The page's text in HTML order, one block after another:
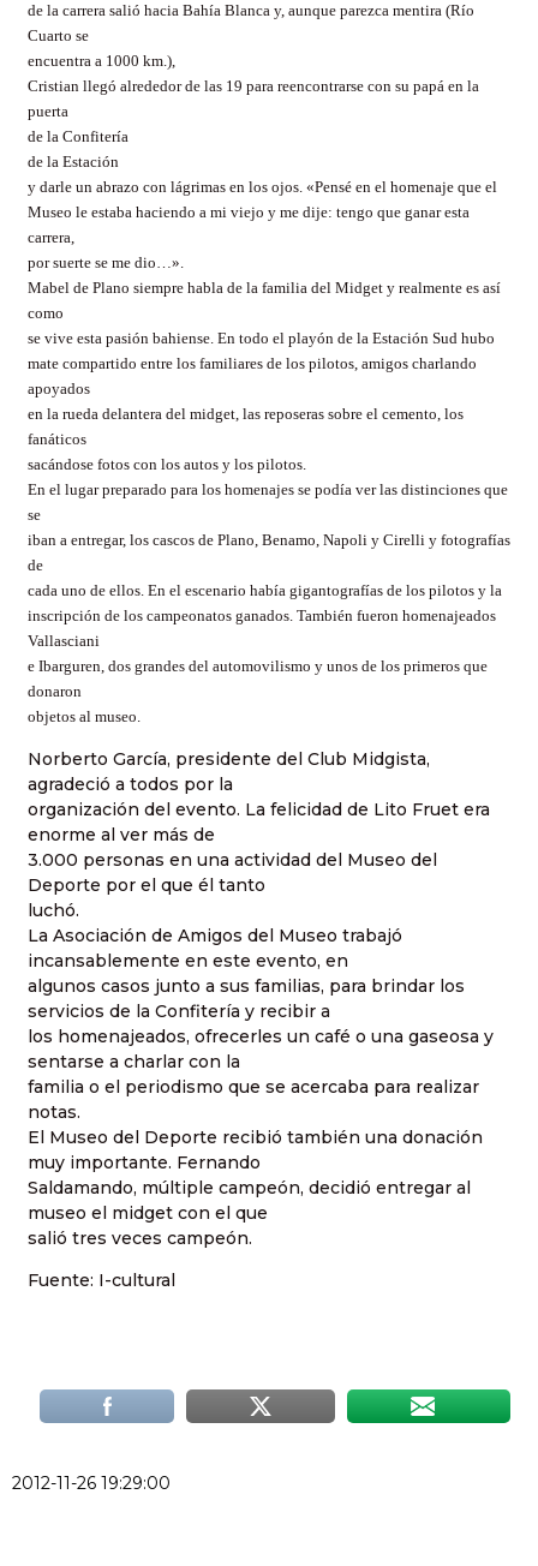
de la carrera salió hacia Bahía Blanca y, aunque parezca mentira (Río
Cuarto se
encuentra a 1000 km.),
Cristian llegó alrededor de las 19 para reencontrarse con su papá en la
puerta
de la Confitería
de la Estación
y darle un abrazo con lágrimas en los ojos. «Pensé en el homenaje que el
Museo le estaba haciendo a mi viejo y me dije: tengo que ganar esta
carrera,
por suerte se me dio…».
Mabel de Plano siempre habla de la familia del Midget y realmente es así
como
se vive esta pasión bahiense. En todo el playón de la Estación Sud hubo
mate compartido entre los familiares de los pilotos, amigos charlando
apoyados
en la rueda delantera del midget, las reposeras sobre el cemento, los
fanáticos
sacándose fotos con los autos y los pilotos.
En el lugar preparado para los homenajes se podía ver las distinciones que
se
iban a entregar, los cascos de Plano, Benamo, Napoli y Cirelli y fotografías
de
cada uno de ellos. En el escenario había gigantografías de los pilotos y la
inscripción de los campeonatos ganados. También fueron homenajeados
Vallasciani
e Ibarguren, dos grandes del automovilismo y unos de los primeros que
donaron
objetos al museo.
Norberto García, presidente del Club Midgista,
agradeció a todos por la
organización del evento. La felicidad de Lito Fruet era
enorme al ver más de
3.000 personas en una actividad del Museo del
Deporte por el que él tanto
luchó.
La Asociación de Amigos del Museo trabajó
incansablemente en este evento, en
algunos casos junto a sus familias, para brindar los
servicios de la Confitería y recibir a
los homenajeados, ofrecerles un café o una gaseosa y
sentarse a charlar con la
familia o el periodismo que se acercaba para realizar
notas.
El Museo del Deporte recibió también una donación
muy importante. Fernando
Saldamando, múltiple campeón, decidió entregar al
museo el midget con el que
salió tres veces campeón.
Fuente: I-cultural
2012-11-26 19:29:00